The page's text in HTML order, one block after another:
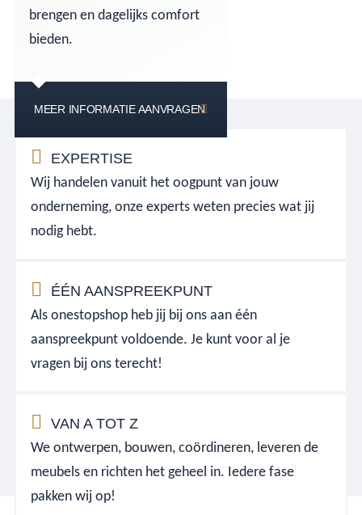
brengen en dagelijks comfort
bieden.
MEER INFORMATIE AANVRAGEN
EXPERTISE
Wij handelen vanuit het oogpunt van jouw
onderneming, onze experts weten precies wat jij
nodig hebt.
ÉÉN AANSPREEKPUNT
Als onestopshop heb jij bij ons aan één
aanspreekpunt voldoende. Je kunt voor al je
vragen bij ons terecht!
VAN A TOT Z
We ontwerpen, bouwen, coördineren, leveren de
meubels en richten het geheel in. Iedere fase
pakken wij op!